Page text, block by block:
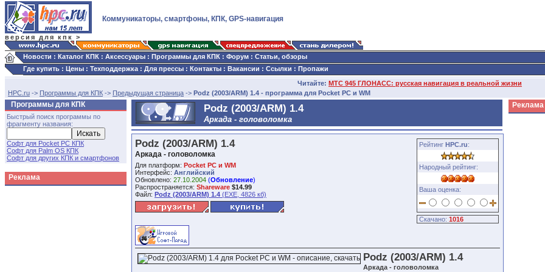
версия для кпк >
Коммуникаторы, смартфоны, КПК, GPS-навигация
Новости : Каталог КПК : Аксессуары : Программы для КПК : Форум : Статьи, обзоры
Где купить : Цены : Техподдержка : Для прессы : Контакты : Вакансии : Ссылки : Пропажи
Читайте: МТС 945 ГЛОНАСС: русская навигация в реальной жизни
HPC.ru -> Программы для КПК -> Предыдущая страница -> Podz (2003/ARM) 1.4 - программа для Pocket PC и WM
Программы для КПК
Быстрый поиск программы по
фрагменту названия:
Софт для Pocket PC КПК
Софт для Palm OS КПК
Софт для других КПК и смартфонов
Реклама
Podz (2003/ARM) 1.4
Аркада - головоломка
Рейтинг HPC.ru:
Народный рейтинг:
Ваша оценка:
Скачано: 1016
Podz (2003/ARM) 1.4
Аркада - головоломка
Для платформ: Pocket PC и WM
Интерфейс: Английский
Обновлено: 27.10.2004 (Обновление)
Распространяется: Shareware $14.99
Файл: Podz (2003/ARM) 1.4 (EXE, 4826 кб)
Podz (2003/ARM) 1.4
Аркада - головоломка
Реклама